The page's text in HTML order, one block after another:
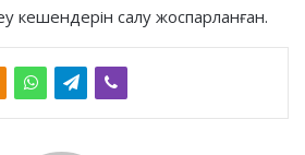
кешендерін салу жоспарланған.